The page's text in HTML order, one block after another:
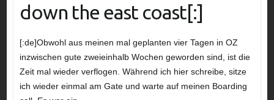
down the east coast[:]
[:de]Obwohl aus meinen mal geplanten vier Tagen in OZ
inzwischen gute zweieinhalb Wochen geworden sind, ist die
Zeit mal wieder verflogen. Während ich hier schreibe, sitze
ich wieder einmal am Gate und warte auf meinen Boarding